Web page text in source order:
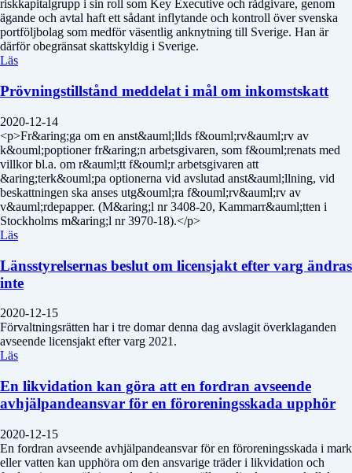
riskkapitalgrupp i sin roll som Key Executive och rådgivare, genom
ägande och avtal haft ett sådant inflytande och kontroll över svenska
portföljbolag som medför väsentlig anknytning till Sverige. Han är
därför obegränsat skattskyldig i Sverige.
Läs
Prövningstillstånd meddelat i mål om inkomstskatt
2020-12-14
<p>Fr&aring;ga om en anst&auml;llds f&ouml;rv&auml;rv av
k&ouml;poptioner fr&aring;n arbetsgivaren, som f&ouml;renats med
villkor bl.a. om r&auml;tt f&ouml;r arbetsgivaren att
&aring;terk&ouml;pa optionerna vid avslutad anst&auml;llning, vid
beskattningen ska anses utg&ouml;ra f&ouml;rv&auml;rv av
v&auml;rdepapper. (M&aring;l nr 3408-20, Kammarr&auml;tten i
Stockholms m&aring;l nr 3970-18).</p>
Läs
Länsstyrelsernas beslut om licensjakt efter varg ändras
inte
2020-12-15
Förvaltningsrätten har i tre domar denna dag avslagit överklaganden
avseende licensjakt efter varg 2021.
Läs
En likvidation kan göra att en fordran avseende
avhjälpandeansvar för en föroreningsskada upphör
2020-12-15
En fordran avseende avhjälpandeansvar för en föroreningsskada i mark
eller vatten kan upphöra om den ansvarige träder i likvidation och